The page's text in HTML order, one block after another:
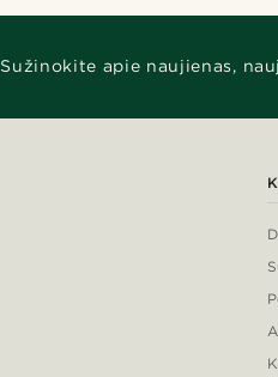
Sužinokite apie naujienas,